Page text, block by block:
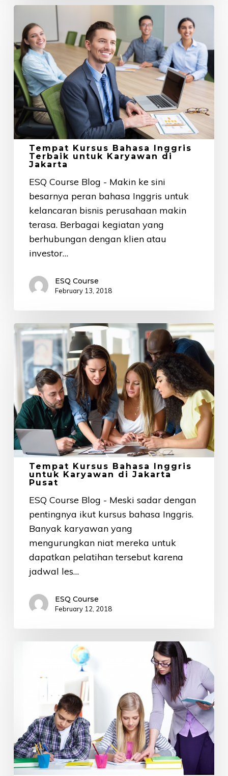
Kursus
Bahasa
Inggris
Terbaik
untuk
Karyawan
di
Jakarta
Tempat Kursus Bahasa Inggris
Terbaik untuk Karyawan di
Jakarta
ESQ Course Blog - Makin ke sini
besarnya peran bahasa Inggris untuk
kelancaran bisnis perusahaan makin
terasa. Berbagai kegiatan yang
berhubungan dengan klien atau
investor…
ESQ Course
February 13, 2018
Tempat
Kursus
Bahasa
Inggris
untuk
Karyawan
di
Jakarta
Pusat
Tempat Kursus Bahasa Inggris
untuk Karyawan di Jakarta
Pusat
ESQ Course Blog - Meski sadar dengan
pentingnya ikut kursus bahasa Inggris.
Banyak karyawan yang
mengurungkan niat mereka untuk
dapatkan pelatihan tersebut karena
jadwal les…
ESQ Course
February 12, 2018
Inggris,
Guru
Indonesia
Berprestasi